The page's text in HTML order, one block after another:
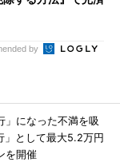
by
」になった不満を吸
として最大5.2万円
を開催